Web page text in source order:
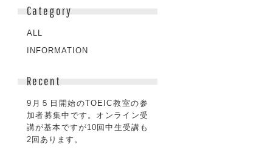
Category
ALL
INFORMATION
Recent
9月５日開始のTOEIC教室の参
加者募集中です。オンライン受
講が基本ですが10回中生受講も
2回あります。